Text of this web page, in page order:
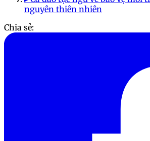
nguyên thiên nhiên
Chia sẻ: